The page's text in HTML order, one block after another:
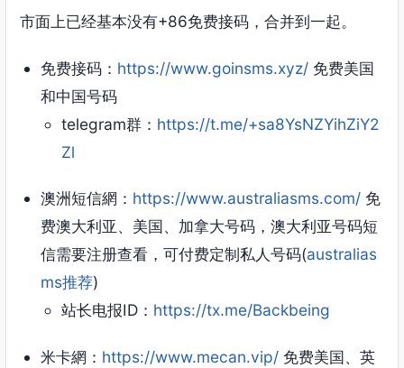
市面上已经基本没有+86免费接码，合并到一起。
免费接码： https://www.goinsms.xyz/ 免费美国
和中国号码
telegram群： https://t.me/+sa8YsNZYihZiY2
Zl
澳洲短信網： https://www.australiasms.com/ 免
费澳大利亚、美国、加拿大号码，澳大利亚号码短
信需要注册查看，可付费定制私人号码(australias
ms推荐)
站长电报ID： https://tx.me/Backbeing
米卡網： https://www.mecan.vip/ 免费美国、英